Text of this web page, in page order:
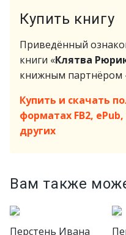
Купить книгу
Приведённый
книги «Клятва
книжным
Купить и скачать
форматах FB2, ePub,
других
Вам также
Перстень Ивана